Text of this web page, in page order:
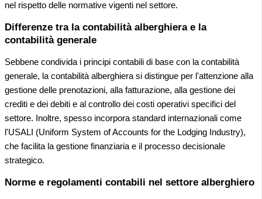
nel rispetto delle normative vigenti nel settore.
Differenze tra la contabilità alberghiera e la
contabilità generale
Sebbene condivida i principi contabili di base con la contabilità
generale, la contabilità alberghiera si distingue per l'attenzione alla
gestione delle prenotazioni, alla fatturazione, alla gestione dei
crediti e dei debiti e al controllo dei costi operativi specifici del
settore. Inoltre, spesso incorpora standard internazionali come
l'USALI (Uniform System of Accounts for the Lodging Industry),
che facilita la gestione finanziaria e il processo decisionale
strategico.
Norme e regolamenti contabili nel settore alberghiero